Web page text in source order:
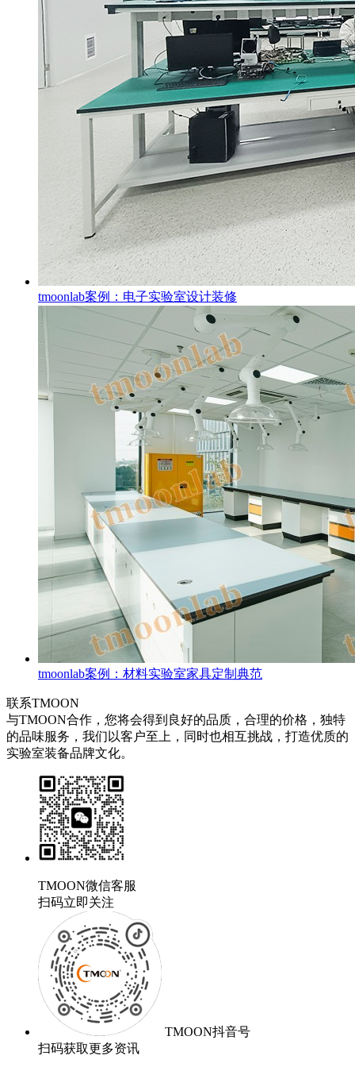
tmoonlab案例：电子实验室设计装修
tmoonlab案例：材料实验室家具定制典范
联系TMOON
与TMOON合作，您将会得到良好的品质，合理的价格，独特
的品味服务，我们以客户至上，同时也相互挑战，打造优质的
实验室装备品牌文化。
TMOON微信客服
扫码立即关注
TMOON抖音号
扫码获取更多资讯